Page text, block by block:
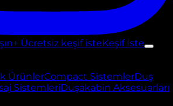
+ Ücretsiz keşif isteKeşif İste
ÜrünlerCompact SistemlerDuş
SistemleriDuşakabin Aksesuarları